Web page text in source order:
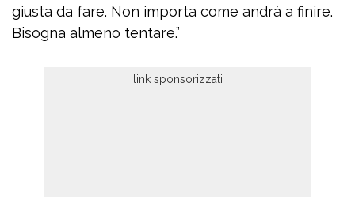
giusta da fare. Non importa come andrà a finire.
Bisogna almeno tentare.”